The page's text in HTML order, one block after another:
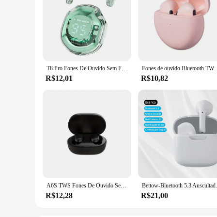
T8 Pro Fones De Ouvido Sem Fio com Display Digital LED, Bluetooth, Fone De Ouvido Transparente para Xiaomi, Huawei, iPhone, TWS
R$12,01
Fones de ouvido Bluetooth TWS
R$10,82
A6S TWS Fones De Ouvido Sem Fio Bluetooth, Fones De Ouvido Estéreo Esportivo, Fones De Ouvido Para Xiaomi, Huawei, iPhone
R$12,28
Bettow-
R$21,00